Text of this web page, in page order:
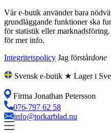
Vår e-butik använder bara
grundläggande funktioner ska
för statistik eller
för mer info.
Integritetspolicy Jag förstårdone
Svensk e-butik ★ Lager i
Firma Jonathan Petersson
076-797 62 58
info@torkarblad.nu